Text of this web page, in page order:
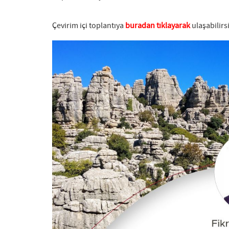
Çevirim içi toplantıya buradan tıklayarak